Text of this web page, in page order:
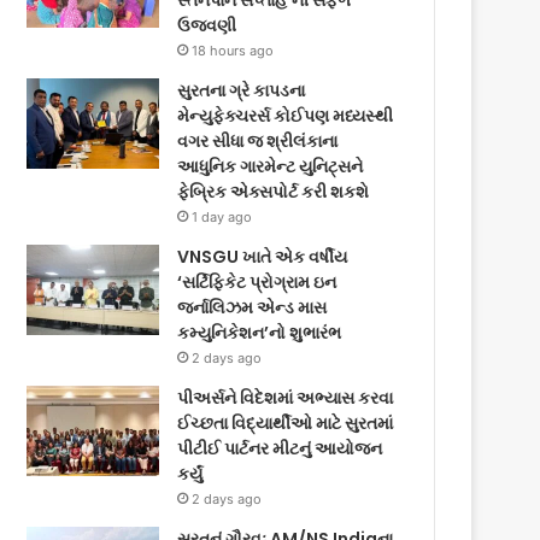
ઉજવણી
18 hours ago
સુરતના ગ્રે કાપડના
મેન્યુફેક્ચરર્સ કોઈપણ મધ્યસ્થી
વગર સીધા જ શ્રીલંકાના
આધુનિક ગારમેન્ટ યુનિટ્સને
ફેબ્રિક એક્સપોર્ટ કરી શકશે
1 day ago
VNSGU ખાતે એક વર્ષીય
‘સર્ટિફિકેટ પ્રોગ્રામ ઇન
જર્નાલિઝમ એન્ડ માસ
કમ્યુનિકેશન’નો શુભારંભ
2 days ago
પીઅર્સને વિદેશમાં અભ્યાસ કરવા
ઈચ્છતા વિદ્યાર્થીઓ માટે સુરતમાં
પીટીઈ પાર્ટનર મીટનું આયોજન
કર્યું
2 days ago